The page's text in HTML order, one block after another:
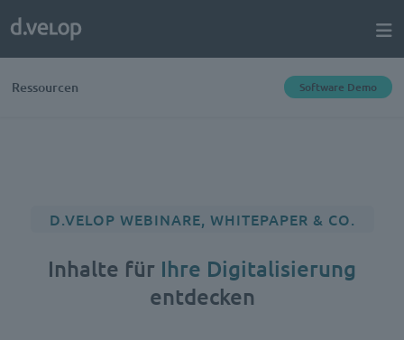
Ressourcen Software Demo
D.VELOP WEBINARE, WHITEPAPER & CO.
Inhalte für Ihre Digitalisierung
entdecken